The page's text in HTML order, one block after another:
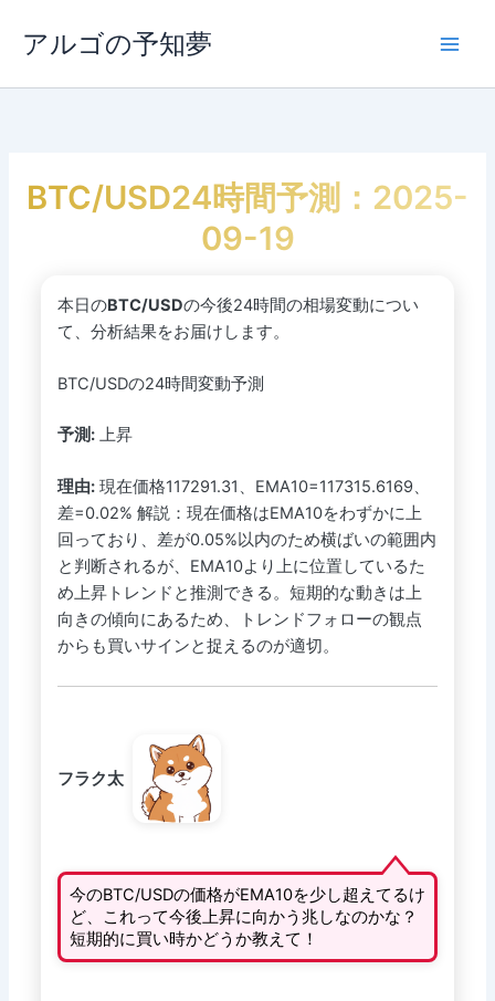
ス
アルゴの予知夢
BTC/USD24時間予測：2025-
09-19
本日のBTC/USDの今後24時間の相場変動につい
て、分析結果をお届けします。
BTC/USDの24時間変動予測
予測:上昇
理由:現在価格117291.31、EMA10=117315.6169、
差=0.02% 解説：現在価格はEMA10をわずかに上
回っており、差が0.05%以内のため横ばいの範囲内
と判断されるが、EMA10より上に位置しているた
め上昇トレンドと推測できる。短期的な動きは上
向きの傾向にあるため、トレンドフォローの観点
からも買いサインと捉えるのが適切。
フラク太
今のBTC/USDの価格がEMA10を少し超えてるけ
ど、これって今後上昇に向かう兆しなのかな？
短期的に買い時かどうか教えて！